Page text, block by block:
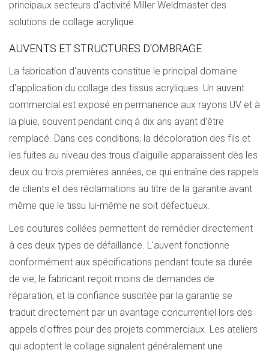
principaux secteurs d'activité Miller Weldmaster des
solutions de collage acrylique.
AUVENTS ET STRUCTURES D'OMBRAGE
La fabrication d'auvents constitue le principal domaine
d'application du collage des tissus acryliques. Un auvent
commercial est exposé en permanence aux rayons UV et à
la pluie, souvent pendant cinq à dix ans avant d'être
remplacé. Dans ces conditions, la décoloration des fils et
les fuites au niveau des trous d'aiguille apparaissent dès les
deux ou trois premières années, ce qui entraîne des rappels
de clients et des réclamations au titre de la garantie avant
même que le tissu lui-même ne soit défectueux.
Les coutures collées permettent de remédier directement
à ces deux types de défaillance. L'auvent fonctionne
conformément aux spécifications pendant toute sa durée
de vie, le fabricant reçoit moins de demandes de
réparation, et la confiance suscitée par la garantie se
traduit directement par un avantage concurrentiel lors des
appels d'offres pour des projets commerciaux. Les ateliers
qui adoptent le collage signalent généralement une